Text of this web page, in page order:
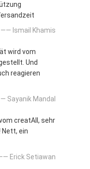
—— Ismail Khamis
wird vom
Und
reagieren
Sayanik Mandal
creatAll, sehr
ein
Erick Setiawan